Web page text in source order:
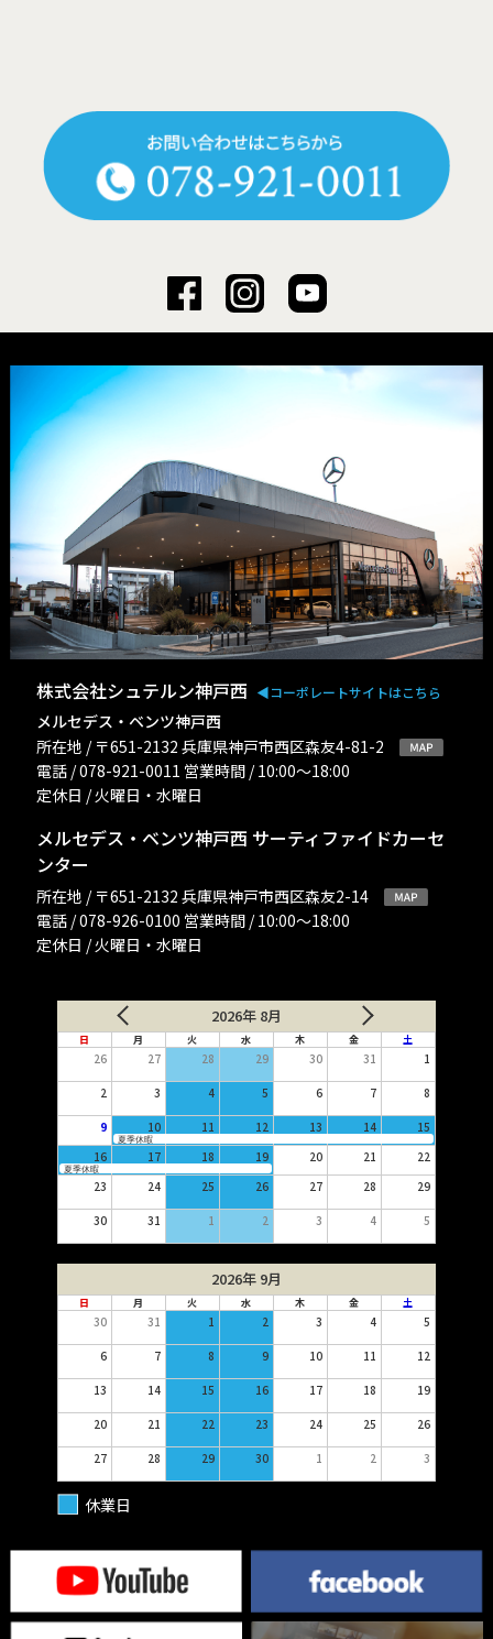
株式会社シュテルン神戸西 ◀︎コーポレートサイトはこちら
メルセデス・ベンツ神戸西
所在地 / 〒651-2132 兵庫県神戸市西区森友4-81-2
電話 / 078-921-0011 営業時間 / 10:00〜18:00
定休日 / 火曜日・水曜日
メルセデス・ベンツ神戸西 サーティファイドカーセ
ンター
所在地 / 〒651-2132 兵庫県神戸市西区森友2-14
電話 / 078-926-0100 営業時間 / 10:00〜18:00
定休日 / 火曜日・水曜日
2026年 8月
日 月 火 水 木 金 土
26 27 28 29 30 31 1
2 3 4 5 6 7 8
9 10 11 12 13 14 15
夏季休暇
16 17 18 19 20 21 22
夏季休暇
23 24 25 26 27 28 29
30 31 1 2 3 4 5
2026年 9月
日 月 火 水 木 金 土
30 31 1 2 3 4 5
6 7 8 9 10 11 12
13 14 15 16 17 18 19
20 21 22 23 24 25 26
27 28 29 30 1 2 3
休業日